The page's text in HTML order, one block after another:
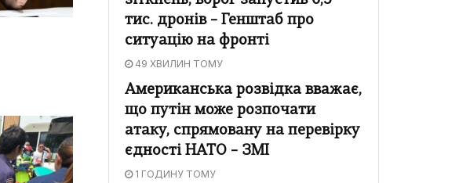
тис. дронів – Генштаб про
ситуацію на фронті
49 ХВИЛИН ТОМУ
Американська розвідка вважає,
що путін може розпочати
атаку, спрямовану на перевірку
єдності НАТО – ЗМІ
1 ГОДИНУ ТОМУ